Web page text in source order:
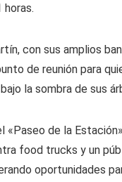
horas.
con sus amplios
de reunión para
la sombra de sus
«Paseo de la
food trucks y un
oportunidades